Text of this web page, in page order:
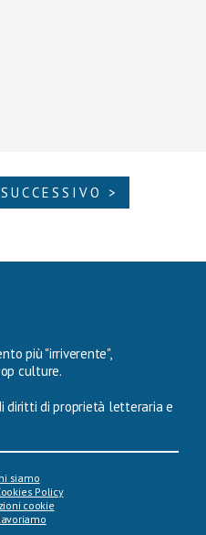
SUCCESSIVO >
più "irriverente",
culture.
diritti di proprietà letteraria e
siamo
Policy
cookie